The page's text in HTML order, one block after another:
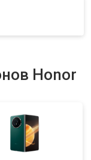
Honor